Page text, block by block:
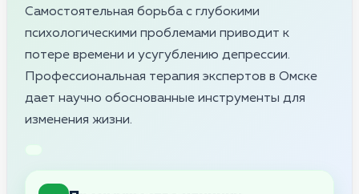
Самостоятельная борьба с глубокими
психологическими проблемами приводит к
потере времени и усугублению депрессии.
Профессиональная терапия экспертов в Омске
дает научно обоснованные инструменты для
изменения жизни.